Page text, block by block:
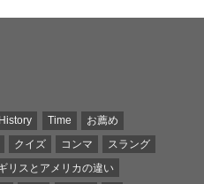
History Time
お薦め
クイズ コンマ
スラング
リスとアメリカの違い